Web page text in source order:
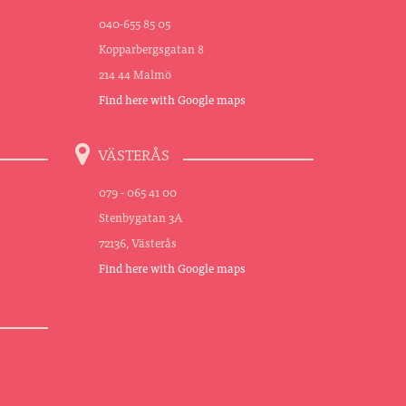
040-655 85 05
Kopparbergsgatan 8
214 44 Malmö
Find here with Google maps
VÄSTERÅS
079 - 065 41 00
Stenbygatan 3A
72136, Västerås
Find here with Google maps